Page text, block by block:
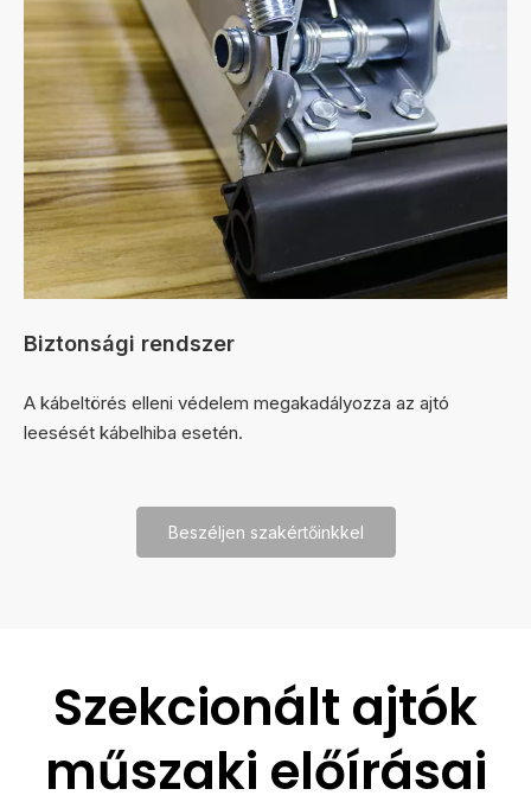
Biztonsági rendszer
A kábeltörés elleni védelem megakadályozza az ajtó
leesését kábelhiba esetén.
Beszéljen szakértőinkkel
Szekcionált ajtók
műszaki előírásai